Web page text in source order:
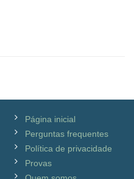
Página inicial
Perguntas frequentes
Política de privacidade
Provas